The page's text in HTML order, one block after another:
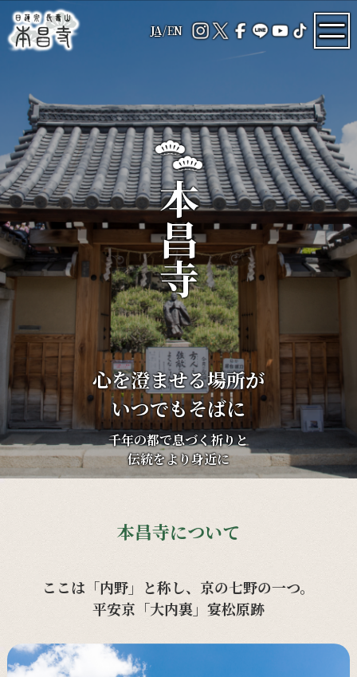
JA/EN
心を澄ませる場所が
いつでもそばに
千年の都で息づく祈りと
伝統をより身近に
本昌寺
本昌寺について
ここは「内野」と称し、京の七野の一つ。
平安京「大内裏」宴松原跡